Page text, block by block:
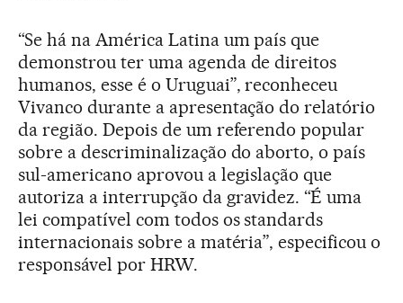
“Se há na América Latina um país que
demonstrou ter uma agenda de direitos
humanos, esse é o Uruguai”, reconheceu
Vivanco durante a apresentação do relatório
da região. Depois de um referendo popular
sobre a descriminalização do aborto, o país
sul-americano aprovou a legislação que
autoriza a interrupção da gravidez. “É uma
lei compatível com todos os standards
internacionais sobre a matéria”, especificou o
responsável por HRW.